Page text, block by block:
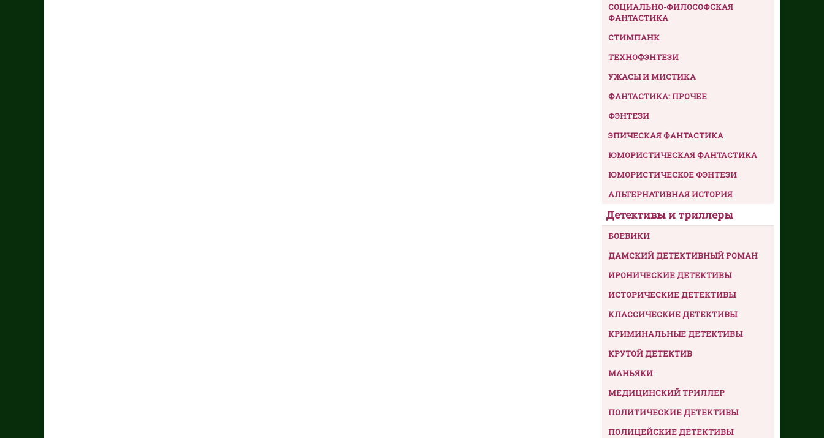
СОЦИАЛЬНО-ФИЛОСОФСКАЯ
ФАНТАСТИКА
СТИМПАНК
ТЕХНОФЭНТЕЗИ
УЖАСЫ И МИСТИКА
ФАНТАСТИКА: ПРОЧЕЕ
ФЭНТЕЗИ
ЭПИЧЕСКАЯ ФАНТАСТИКА
ЮМОРИСТИЧЕСКАЯ ФАНТАСТИКА
ЮМОРИСТИЧЕСКОЕ ФЭНТЕЗИ
АЛЬТЕРНАТИВНАЯ ИСТОРИЯ
Детективы и триллеры
БОЕВИКИ
ДАМСКИЙ ДЕТЕКТИВНЫЙ РОМАН
ИРОНИЧЕСКИЕ ДЕТЕКТИВЫ
ИСТОРИЧЕСКИЕ ДЕТЕКТИВЫ
КЛАССИЧЕСКИЕ ДЕТЕКТИВЫ
КРИМИНАЛЬНЫЕ ДЕТЕКТИВЫ
КРУТОЙ ДЕТЕКТИВ
МАНЬЯКИ
МЕДИЦИНСКИЙ ТРИЛЛЕР
ПОЛИТИЧЕСКИЕ ДЕТЕКТИВЫ
ПОЛИЦЕЙСКИЕ ДЕТЕКТИВЫ